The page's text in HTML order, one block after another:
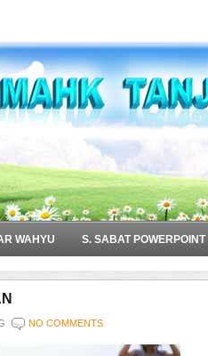
WAHYU S. SABAT POWERPOINT
NO COMMENTS